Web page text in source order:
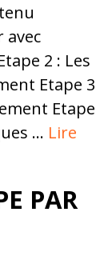
avec
2 : Les
Etape 3
Etape
… Lire
PAR